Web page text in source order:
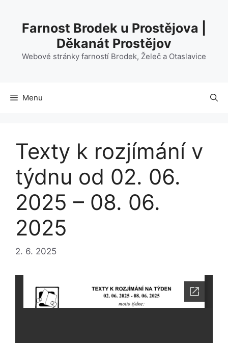
obsahFarnost Brodek u Prostějova |
Děkanát Prostějov
Webové stránky farností Brodek, Želeč a Otaslavice
Menu
Texty k rozjímání v
týdnu od 02. 06.
2025 – 08. 06.
2025
2. 6. 2025